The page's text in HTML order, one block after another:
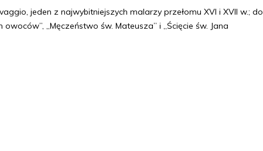
jeden z najwybitniejszych malarzy przełomu XVI i XVII w.; do
„Męczeństwo św. Mateusza” i „Ścięcie św. Jana